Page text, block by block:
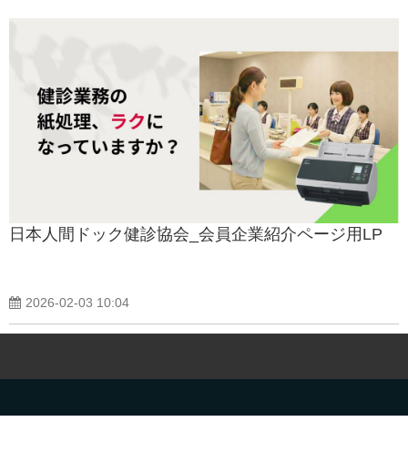
日本人間ドック健診協会_会員企業紹介ページ用LP
2026-02-03 10:04